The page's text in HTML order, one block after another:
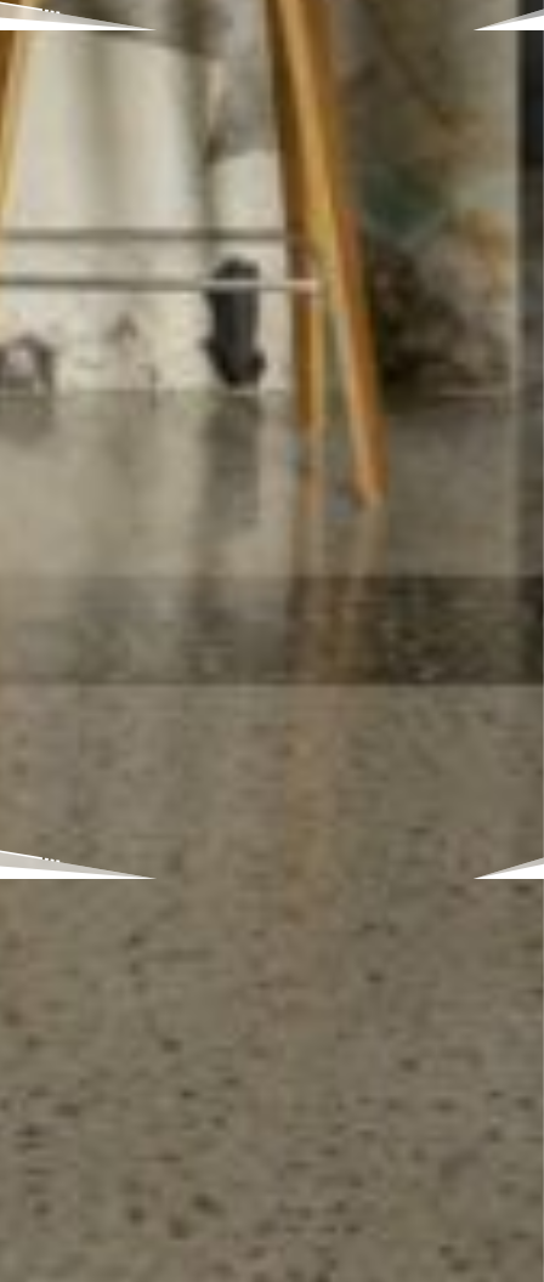
VOLUME
CARREAUX